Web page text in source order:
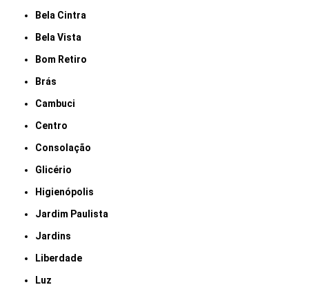
Bela Cintra
Bela Vista
Bom Retiro
Brás
Cambuci
Centro
Consolação
Glicério
Higienópolis
Jardim Paulista
Jardins
Liberdade
Luz